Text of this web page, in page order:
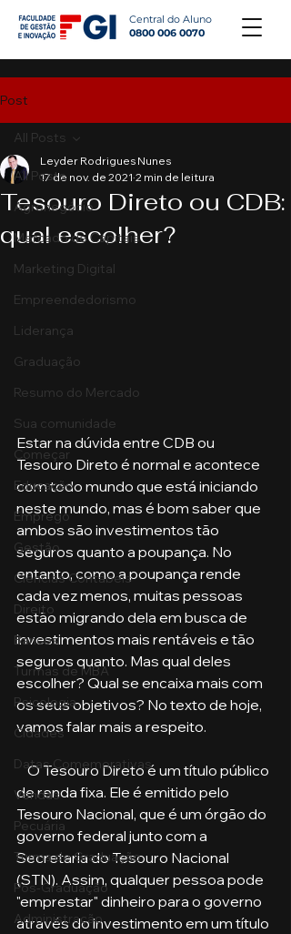
Central do Aluno
0800 006 0070
Post
All Posts
Agronegócio
Mercado de Capitais
Marketing Digital
Empreendedorismo
Liderança
Graduação
Resumo do Mercado
Sua comunidade
Começar
Educação
Emprego
Gestão
Ciências Contábeis
Direito
Bancos
Turmas de MBA
Psicologia
Cidades
Datas Comemorativas
Vendas
Pecuária
Turma de Graduação
Pós-Graduação
Administração
All Posts
Tesouro Direto ou CDB:
qual escolher?
Leyder Rodrigues Nunes
17 de nov. de 2021 2 min de leitura
Estar na dúvida entre CDB ou
Tesouro Direto é normal e acontece
com todo mundo que está iniciando
neste mundo, mas é bom saber que
ambos são investimentos tão
seguros quanto a poupança. No
entanto, como a poupança rende
cada vez menos, muitas pessoas
estão migrando dela em busca de
investimentos mais rentáveis e tão
seguros quanto. Mas qual deles
escolher? Qual se encaixa mais com
os seus objetivos? No texto de hoje,
vamos falar mais a respeito.
    O Tesouro Direto é um título público
de renda fixa. Ele é emitido pelo
Tesouro Nacional, que é um órgão do
governo federal junto com a
Secretaria do Tesouro Nacional
(STN). Assim, qualquer pessoa pode
"emprestar" dinheiro para o governo
através do investimento em um título